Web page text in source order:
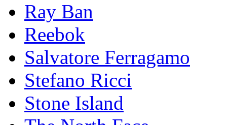
Ray Ban
Reebok
Salvatore Ferragamo
Stefano Ricci
Stоnе Islаnd